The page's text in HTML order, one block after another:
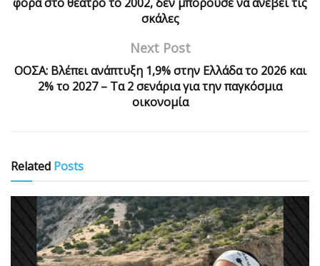
σκάλες
Next Post
ΟΟΣΑ: Βλέπει ανάπτυξη 1,9% στην Ελλάδα το 2026 και
2% το 2027 – Τα 2 σενάρια για την παγκόσμια
οικονομία
Related Posts